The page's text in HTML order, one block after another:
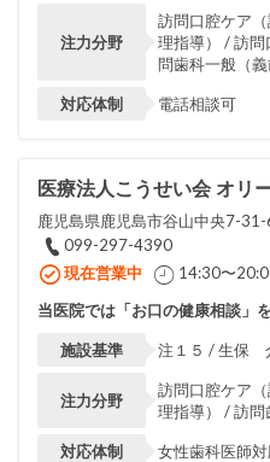
注力分野
訪問口腔ケア
理指導） / 訪
問歯科一般（義
対応体制 電話相談可
医療法人こうせい会 オリ
鹿児島県鹿児島市谷山中央7-31-
099-297-4390
現在営業中
14:30〜
当医院では「お口の健康相談」
施設基準 注１５ / 生保
注力分野
訪問口腔ケア
理指導） / 訪問
対応体制 女性歯科医師